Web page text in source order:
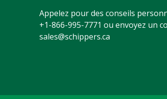
Appelez pour des conseils
+1-866-995-7771 ou envoyez un
sales@schippers.ca